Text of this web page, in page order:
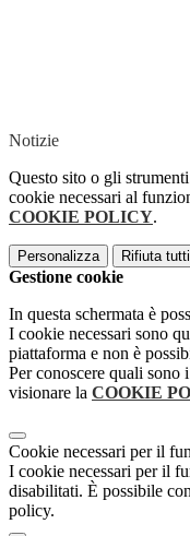
Notizie
Questo sito o gli
cookie necessari al
COOKIE POLICY.
Personalizza Rifiuta tutti
Gestione cookie
In questa schermata è
I cookie necessari sono
piattaforma e non è
Per conoscere quali sono
visionare la COOKIE
Cookie necessari per il
I cookie necessari per il
disabilitati. È possibile
policy.